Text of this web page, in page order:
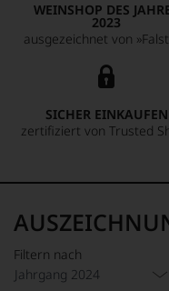
WEINSHOP DES
2023
ausgezeichnet von
SICHER EINKAUFEN
zertifiziert von Trusted
Filtern nach
Jahrgang 2024